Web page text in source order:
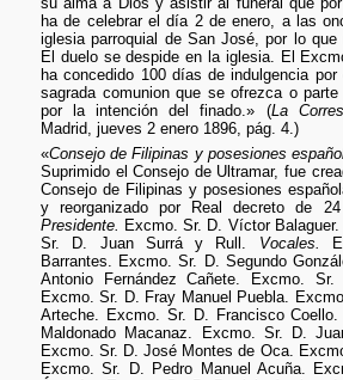
ha de celebrar el día 2 de enero, a las
iglesia parroquial de San José, por lo que
El duelo se despide en la iglesia. El
ha concedido 100 días de indulgencia
sagrada comunion que se ofrezca o
por la intención del finado.» (La
Madrid, jueves 2 enero 1896, pág. 4.)
«Consejo de Filipinas y posesiones
Suprimido el Consejo de Ultramar, fue
Consejo de Filipinas y posesiones
y reorganizado por Real decreto de
Presidente. Excmo. Sr. D. Víctor Balaguer.
Sr. D. Juan Surrá y Rull. Vocales.
Barrantes. Excmo. Sr. D. Segundo
Antonio Fernández Cañete. Excmo.
Excmo. Sr. D. Fray Manuel Puebla.
Arteche. Excmo. Sr. D. Francisco
Maldonado Macanaz. Excmo. Sr. D.
Excmo. Sr. D. José Montes de Oca.
Excmo. Sr. D. Pedro Manuel Acuña.